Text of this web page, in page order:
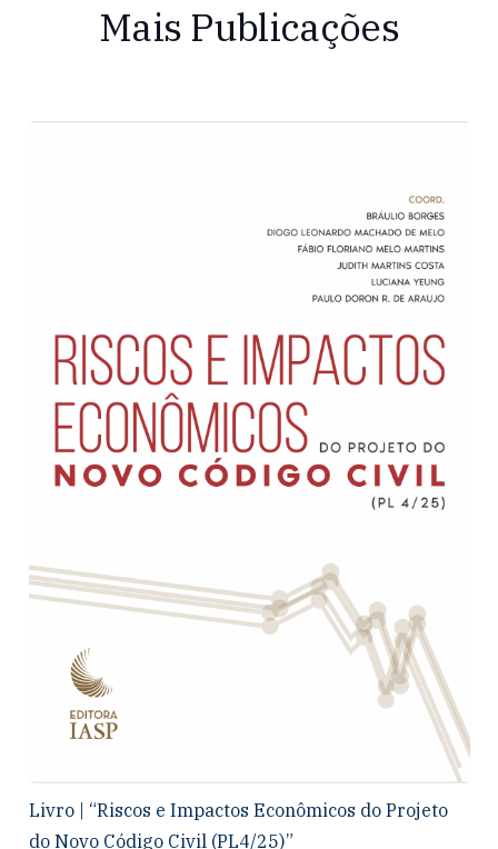
Mais Publicações
Livro | “Riscos e Impactos Econômicos do Projeto
do Novo Código Civil (PL4/25)”